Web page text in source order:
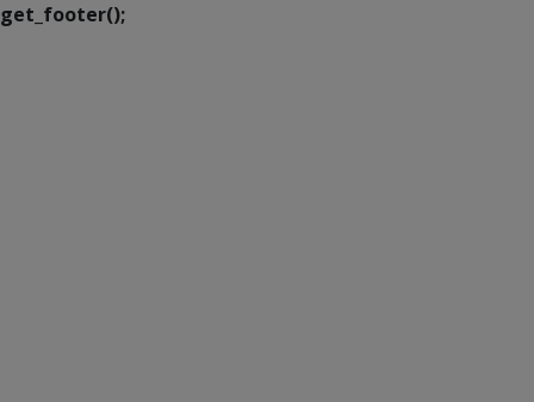
get_footer();